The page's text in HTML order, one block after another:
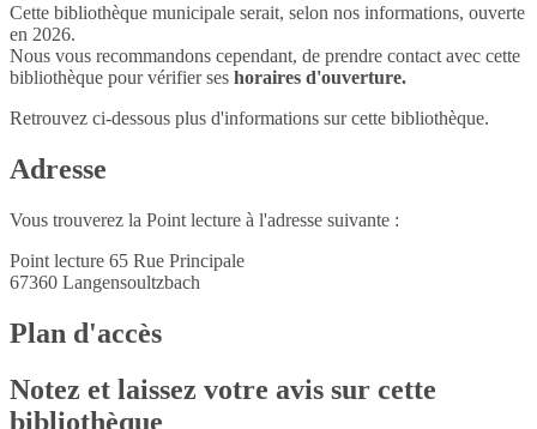
Cette bibliothèque municipale serait, selon nos informations, ouverte
en 2026.
Nous vous recommandons cependant, de prendre contact avec cette
bibliothèque pour vérifier ses horaires d'ouverture.
Retrouvez ci-dessous plus d'informations sur cette bibliothèque.
Adresse
Vous trouverez la Point lecture à l'adresse suivante :
Point lecture 65 Rue Principale
67360 Langensoultzbach
Plan d'accès
Notez et laissez votre avis sur cette
bibliothèque